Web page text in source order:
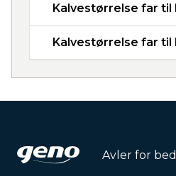
Kalvestørrelse far til
Kalvestørrelse far til
Avler for